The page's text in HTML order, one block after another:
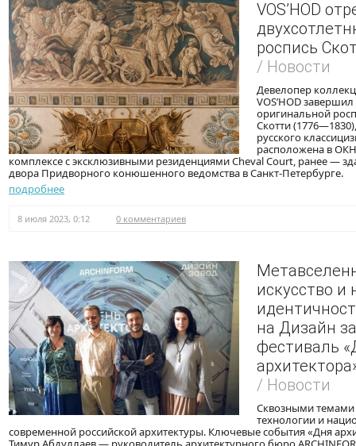
VOS’HOD
роспись
/ Новости
Девелопер
VOS’HOD
оригинальной
Скотти
русского
расположена в
комплексе с эксклюзивными резиденциями Cheval Court, ранее —
двора Придворного конюшенного ведомства в Санкт-Петербурге.
подробнее
8 июля 2023, 0:12 0 комментариев
искусство и
на Дизайн
фестиваль
/ Новости
Сквозными
технологии и
современной российской архитектуры. Ключевые события «Дня